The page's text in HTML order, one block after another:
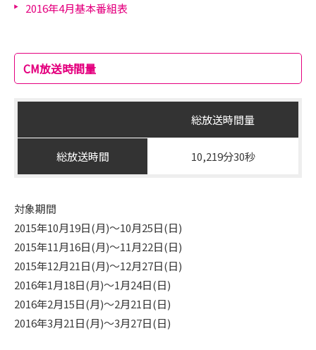
2016年4月基本番組表
CM放送時間量
総放送時間量
総放送時間 10,219分30秒
対象期間
2015年10月19日(月)～10月25日(日)
2015年11月16日(月)～11月22日(日)
2015年12月21日(月)～12月27日(日)
2016年1月18日(月)～1月24日(日)
2016年2月15日(月)～2月21日(日)
2016年3月21日(月)～3月27日(日)